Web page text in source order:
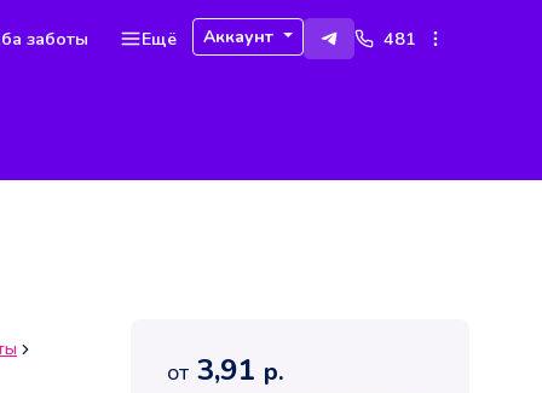
заботы Ещё Аккаунт 481
от 3,91 р.